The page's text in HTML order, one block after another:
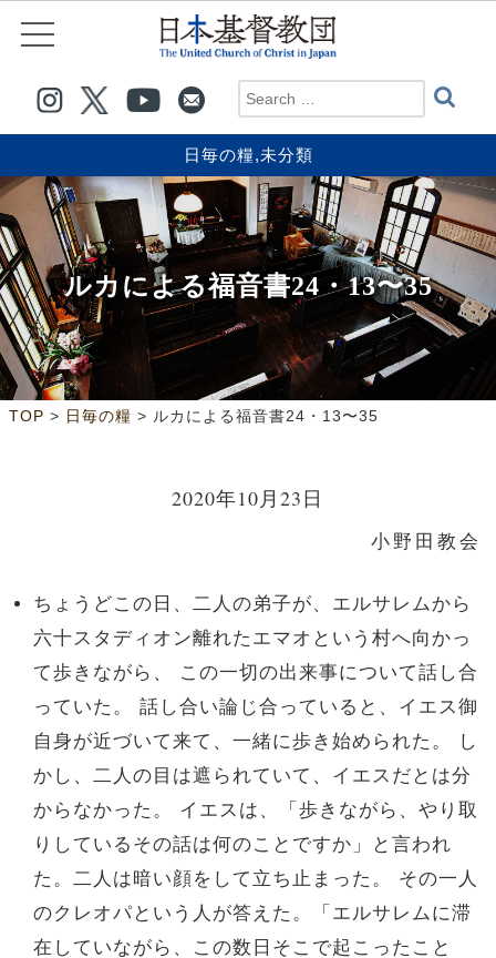
日毎の糧,未分類
ルカによる福音書24・13〜35
TOP > 日毎の糧 > ルカによる福音書24・13〜35
2020年10月23日
小野田教会
ちょうどこの日、二人の弟子が、エルサレムから
六十スタディオン離れたエマオという村へ向かっ
て歩きながら、 この一切の出来事について話し合
っていた。 話し合い論じ合っていると、イエス御
自身が近づいて来て、一緒に歩き始められた。 し
かし、二人の目は遮られていて、イエスだとは分
からなかった。 イエスは、「歩きながら、やり取
りしているその話は何のことですか」と言われ
た。二人は暗い顔をして立ち止まった。 その一人
のクレオパという人が答えた。「エルサレムに滞
在していながら、この数日そこで起こったこと